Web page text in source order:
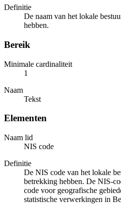
Definitie
De naam van het lokale
hebben.
Bereik
Minimale cardinaliteit
1
Naam
Tekst
Elementen
Naam lid
NIS code
Definitie
De NIS code van het lokale
betrekking hebben. De NIS-
code voor geografische
statistische verwerkingen in